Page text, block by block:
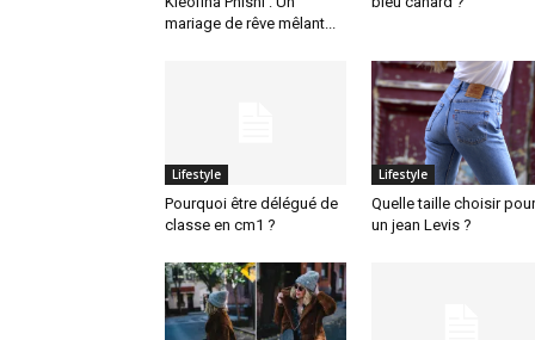
mariage de rêve mêlant...
Lifestyle
Pourquoi être délégué de
classe en cm1 ?
Lifestyle
Quelle taille choisir pour
un jean Levis ?